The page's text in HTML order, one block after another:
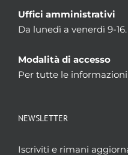
Uffici amministrativi
Da lunedì a venerdì 9-16.
Modalità di accesso
Per tutte le
NEWSLETTER
Iscriviti e rimani